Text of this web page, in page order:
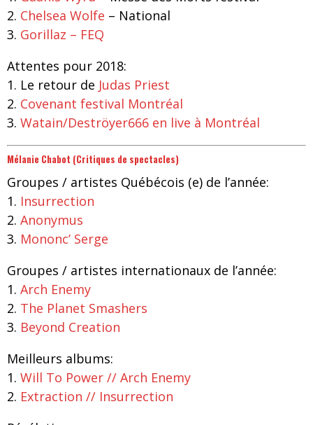
2. Chelsea Wolfe – National
3. Gorillaz – FEQ
Attentes pour 2018:
1. Le retour de Judas Priest
2. Covenant festival Montréal
3. Watain/Deströyer666 en live à Montréal
Mélanie Chabot (Critiques de spectacles)
Groupes / artistes Québécois (e) de l’année:
1. Insurrection
2. Anonymus
3. Mononc’ Serge
Groupes / artistes internationaux de l’année:
1. Arch Enemy
2. The Planet Smashers
3. Beyond Creation
Meilleurs albums:
1. Will To Power // Arch Enemy
2. Extraction // Insurrection